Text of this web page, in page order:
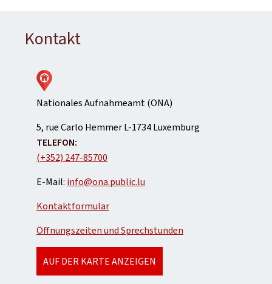
Kontakt
Nationales Aufnahmeamt (ONA)
ADRESSE:
5, rue Carlo HemmerL-1734Luxemburg
TELEFON:
(+352) 247-85700
E-Mail: info@ona.public.lu
Kontaktformular
Öffnungszeiten und Sprechstunden
AUF DER KARTE ANZEIGEN